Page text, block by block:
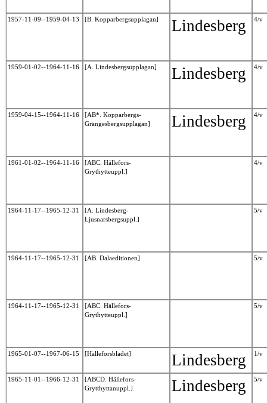
1957-11-09--1959-04-13 [B. Kopparbergsupplagan] Lindesberg 4/v
1959-01-02--1964-11-16 [A. Lindesbergsupplagan] Lindesberg 4/v
1959-04-15--1964-11-16
[AB*. Kopparbergs-
Grängesbergsupplagan]
Lindesberg 4/v
1961-01-02--1964-11-16
[ABC. Hällefors-
Grythytteuppl.]
4/v
1964-11-17--1965-12-31
[A. Lindesberg-
Ljusnarsbergsuppl.]
5/v
1964-11-17--1965-12-31 [AB. Dalaeditionen] 5/v
1964-11-17--1965-12-31
[ABC. Hällefors-
Grythytteuppl.]
5/v
1965-01-07--1967-06-15 [Hälleforsbladet] Lindesberg 1/v
1965-11-01--1966-12-31
[ABCD. Hällefors-
Grytthyttanuppl.]
Lindesberg 5/v